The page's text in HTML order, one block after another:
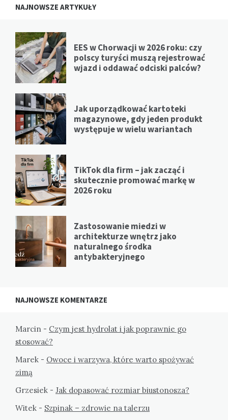
NAJNOWSZE ARTYKUŁY
EES w Chorwacji w 2026 roku: czy
polscy turyści muszą rejestrować
wjazd i oddawać odciski palców?
Jak uporządkować kartoteki
magazynowe, gdy jeden produkt
występuje w wielu wariantach
TikTok dla firm – jak zacząć i
skutecznie promować markę w
2026 roku
Zastosowanie miedzi w
architekturze wnętrz jako
naturalnego środka
antybakteryjnego
NAJNOWSZE KOMENTARZE
Marcin - Czym jest hydrolat i jak poprawnie go
stosować?
Marek - Owoce i warzywa, które warto spożywać
zimą
Grzesiek - Jak dopasować rozmiar biustonosza?
Witek - Szpinak – zdrowie na talerzu